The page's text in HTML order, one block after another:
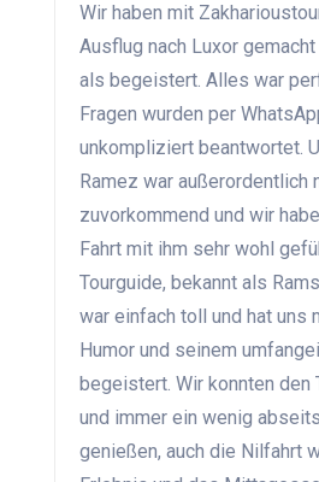
Wir haben mit
Ausflug nach Luxor
als begeistert. Alles war
Fragen wurden per
unkompliziert beantwortet.
Ramez war außerordentlich
zuvorkommend und wir
Fahrt mit ihm sehr wohl
Tourguide, bekannt als
war einfach toll und hat uns
Humor und seinem
begeistert. Wir konnten den
und immer ein wenig
genießen, auch die Nilfahrt